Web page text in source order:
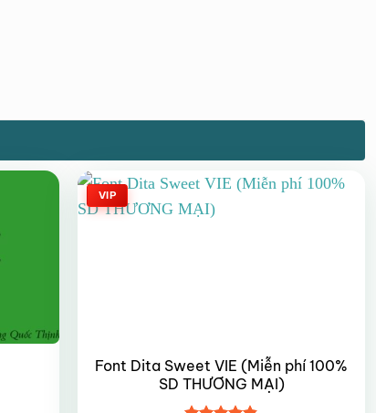
VIP
Font Dita Sweet VIE (Miễn phí 100%
SD THƯƠNG MẠI)